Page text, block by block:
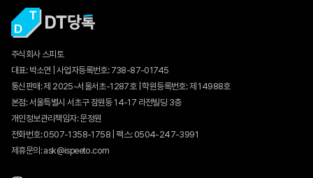
주식회사 스피토
대표: 박소연 | 사업자등록번호: 738-87-01745
통신판매:제 2025-서울서초-1287호| 학원등록번호: 제 14988호
본점: 서울특별시 서초구 잠원동 14-17 라전빌딩 3층
개인정보관리책임자: 문정원
전화번호: 0507-1358-1758 | 팩스: 0504-247-3991
제휴문의: ask@ispeeto.com